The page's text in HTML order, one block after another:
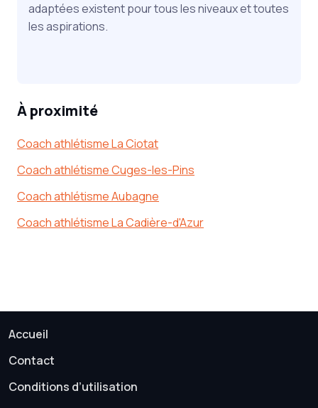
adaptées existent pour tous les niveaux et toutes
les aspirations.
À proximité
Coach athlétisme La Ciotat
Coach athlétisme Cuges-les-Pins
Coach athlétisme Aubagne
Coach athlétisme La Cadière-d'Azur
Accueil
Contact
Conditions d’utilisation